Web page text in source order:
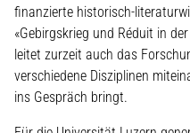
finanzierte historisch-
«Gebirgskrieg und Réduit in
leitet zurzeit auch das
verschiedene Disziplinen
ins Gespräch bringt.